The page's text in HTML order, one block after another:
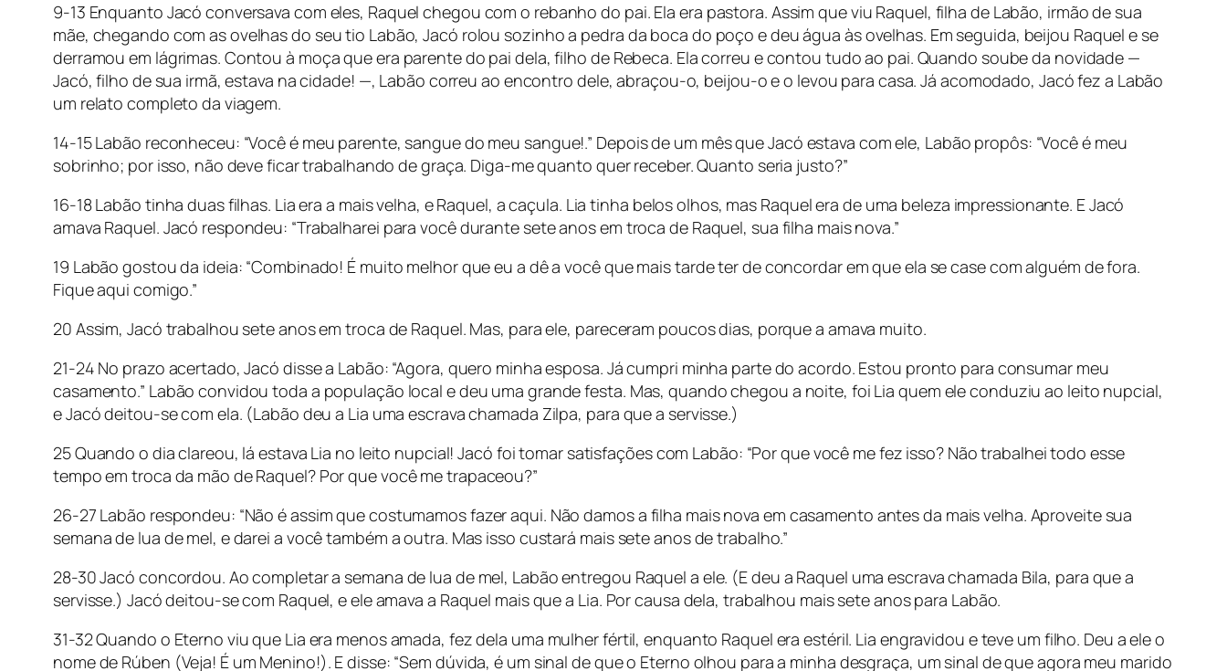
9-13 Enquanto Jacó conversava com eles, Raquel chegou com o rebanho do pai. Ela era pastora. Assim que viu Raquel, filha de Labão, irmão de sua
mãe, chegando com as ovelhas do seu tio Labão, Jacó rolou sozinho a pedra da boca do poço e deu água às ovelhas. Em seguida, beijou Raquel e se
derramou em lágrimas. Contou à moça que era parente do pai dela, filho de Rebeca. Ela correu e contou tudo ao pai. Quando soube da novidade —
Jacó, filho de sua irmã, estava na cidade! —, Labão correu ao encontro dele, abraçou-o, beijou-o e o levou para casa. Já acomodado, Jacó fez a Labão
um relato completo da viagem.
14-15 Labão reconheceu: “Você é meu parente, sangue do meu sangue!.” Depois de um mês que Jacó estava com ele, Labão propôs: “Você é meu
sobrinho; por isso, não deve ficar trabalhando de graça. Diga-me quanto quer receber. Quanto seria justo?”
16-18 Labão tinha duas filhas. Lia era a mais velha, e Raquel, a caçula. Lia tinha belos olhos, mas Raquel era de uma beleza impressionante. E Jacó
amava Raquel. Jacó respondeu: “Trabalharei para você durante sete anos em troca de Raquel, sua filha mais nova.”
19 Labão gostou da ideia: “Combinado! É muito melhor que eu a dê a você que mais tarde ter de concordar em que ela se case com alguém de fora.
Fique aqui comigo.”
20 Assim, Jacó trabalhou sete anos em troca de Raquel. Mas, para ele, pareceram poucos dias, porque a amava muito.
21-24 No prazo acertado, Jacó disse a Labão: “Agora, quero minha esposa. Já cumpri minha parte do acordo. Estou pronto para consumar meu
casamento.” Labão convidou toda a população local e deu uma grande festa. Mas, quando chegou a noite, foi Lia quem ele conduziu ao leito nupcial,
e Jacó deitou-se com ela. (Labão deu a Lia uma escrava chamada Zilpa, para que a servisse.)
25 Quando o dia clareou, lá estava Lia no leito nupcial! Jacó foi tomar satisfações com Labão: “Por que você me fez isso? Não trabalhei todo esse
tempo em troca da mão de Raquel? Por que você me trapaceou?”
26-27 Labão respondeu: “Não é assim que costumamos fazer aqui. Não damos a filha mais nova em casamento antes da mais velha. Aproveite sua
semana de lua de mel, e darei a você também a outra. Mas isso custará mais sete anos de trabalho.”
28-30 Jacó concordou. Ao completar a semana de lua de mel, Labão entregou Raquel a ele. (E deu a Raquel uma escrava chamada Bila, para que a
servisse.) Jacó deitou-se com Raquel, e ele amava a Raquel mais que a Lia. Por causa dela, trabalhou mais sete anos para Labão.
31-32 Quando o Eterno viu que Lia era menos amada, fez dela uma mulher fértil, enquanto Raquel era estéril. Lia engravidou e teve um filho. Deu a ele o
nome de Rúben (Veja! É um Menino!). E disse: “Sem dúvida, é um sinal de que o Eterno olhou para a minha desgraça, um sinal de que agora meu marido